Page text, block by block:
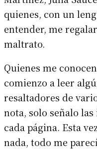
quienes, con un
entender, me
maltrato.
Quienes me
comienzo a leer
resaltadores de
nota, solo señalo
cada página. Esta
nada, todo me